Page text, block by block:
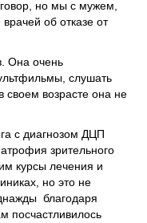
но мы с мужем,
об отказе от
Она очень
слушать
своем возрасте она не
с диагнозом ДЦП
зрительного
курсы лечения и
но это не
благодаря
посчастливилось